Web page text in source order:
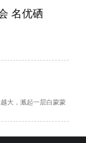
名优硒
大，溅起一层白蒙蒙